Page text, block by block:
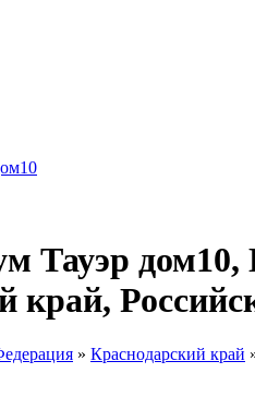
дом10,
край,
» Краснодарский край